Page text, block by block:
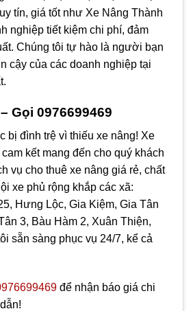
tín, giá tốt như Xe Nâng Thành
nghiệp tiết kiệm chi phí, đảm
Chúng tôi tự hào là người bạn
cậy của các doanh nghiệp tại
Gọi 0976699469
bị đình trệ vì thiếu xe nâng! Xe
kết mang đến cho quý khách
vụ cho thuê xe nâng giá rẻ, chất
xe phủ rộng khắp các xã:
Hưng Lộc, Gia Kiệm, Gia Tân
3, Bàu Hàm 2, Xuân Thiện,
sẵn sàng phục vụ 24/7, kể cả
để nhận báo giá chi